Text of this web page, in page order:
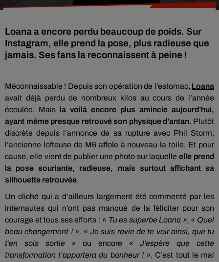
Loana a encore perdu beaucoup de poids. Sur
Instagram, elle prend la pose, plus radieuse que
jamais. Ses fans la reconnaissent à peine !
Méconnaissable ! Depuis son opération de l’estomac, Loana
avait déjà perdu de nombreux kilos au cours de l’année
écoulée. Mais la voilà encore plus amincie aujourd’hui,
ayant même presque retrouvé son physique d’antan. Plutôt
discrète depuis l’annonce de sa rupture avec Phil Storm,
l’ancienne lofteuse de M6 affole à nouveau la toile. Et pour
cause, elle vient de publier une photo sur laquelleelle prend
la pose souriante, radieuse, mais surtout affichant sa
silhouette retrouvée.
Un cliché qui a d’ailleurs largement été commenté par les
internautes qui n’ont pas manqué de la féliciter pour son
courage et tous ses efforts : « Tu es superbe Loana », « Quel
beau changement ! », « Je suis ravie de te voir ainsi, que tu
t’en sois sortie » ou encore « J’espère que cette
transformation t’apportera du bonheur !». C’est tout le mal